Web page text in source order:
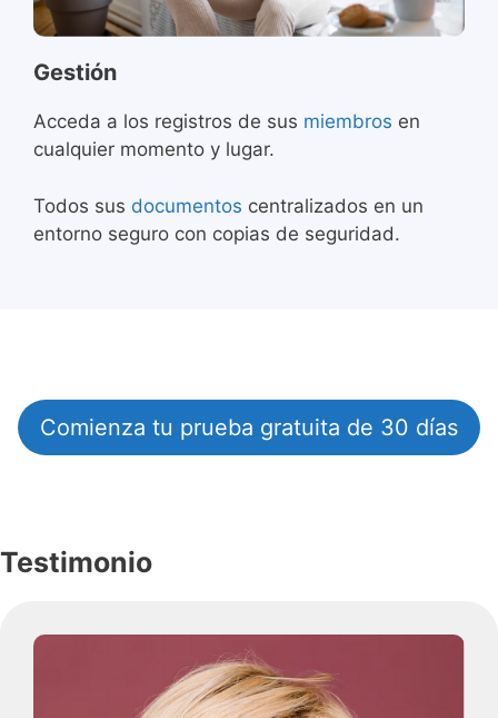
Gestión
Acceda a los registros de sus miembros en
cualquier momento y lugar.
Todos sus documentos centralizados en un
entorno seguro con copias de seguridad.
Comienza tu prueba gratuita de 30 días
Testimonio